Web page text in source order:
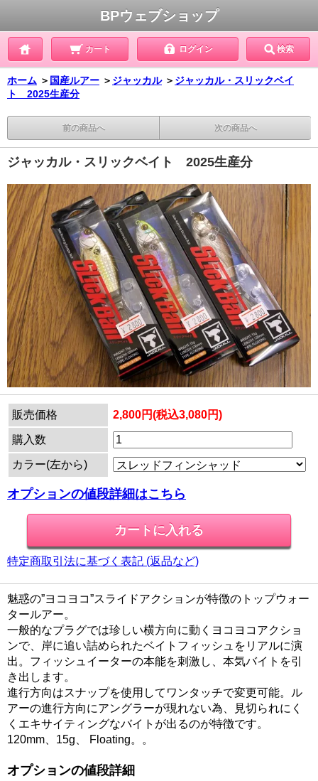
BPウェブショップ
カート ログイン 検索
ホーム ＞ 国産ルアー ＞ ジャッカル ＞ ジャッカル・スリックベイ
ト 2025生産分
前の商品へ 次の商品へ
ジャッカル・スリックベイト 2025生産分
販売価格 2,800円(税込3,080円)
購入数
カラー(左から)
オプションの値段詳細はこちら
特定商取引法に基づく表記 (返品など)
魅惑の”ヨコヨコ”スライドアクションが特徴のトップウォー
タールアー。
一般的なプラグでは珍しい横方向に動くヨコヨコアクショ
ンで、岸に追い詰められたベイトフィッシュをリアルに演
出。フィッシュイーターの本能を刺激し、本気バイトを引
き出します。
進行方向はスナップを使用してワンタッチで変更可能。ル
アーの進行方向にアングラーが現れない為、見切られにく
くエキサイティングなバイトが出るのが特徴です。
120mm、15g、 Floating。。
オプションの値段詳細